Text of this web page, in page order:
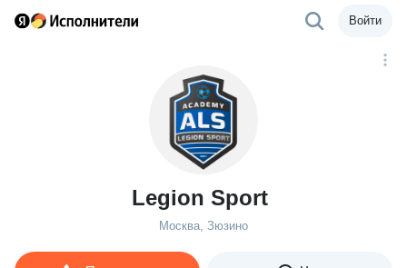
Войти
Legion Sport
Москва, Зюзино